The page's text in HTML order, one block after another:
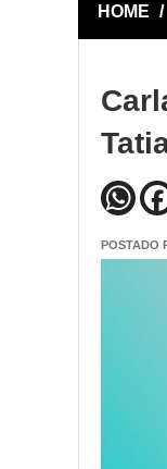
HOME /
POSTADO